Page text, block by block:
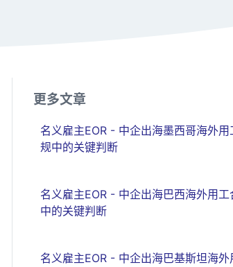
更多文章
名义雇主EOR - 中企出海墨西哥海外用
规中的关键判断
名义雇主EOR - 中企出海巴西海外用工
中的关键判断
名义雇主EOR - 中企出海巴基斯坦海外